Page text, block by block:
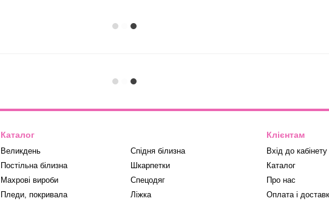
Каталог
Великдень
Постільна білизна
Махрові вироби
Пледи, покривала
Спідня білизна
Шкарпетки
Спецодяг
Ліжка
Клієнтам
Вхід до кабінету
Каталог
Про нас
Оплата і